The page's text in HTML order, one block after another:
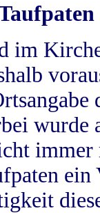
im
wurde